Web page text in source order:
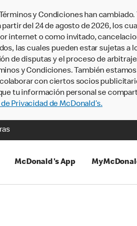
y Condiciones han
partir del 24 de agosto de 2026, los
internet o como invitado,
las cuales pueden estar sujetas
de disputas y el proceso de
y Condiciones. También
con ciertos socios
tu información personal se
Privacidad de McDonald’s.
McDonald's App